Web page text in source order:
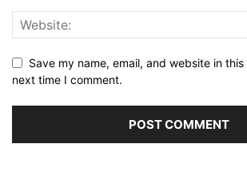
Save my name, email, and website in
next time I comment.